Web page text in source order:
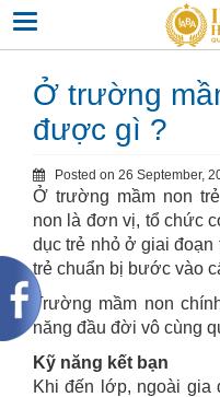
Skip
content
Toggle navigation
Ở trường
được gì ?
Posted on 26 September,
Ở trường mầm non
non là đơn vị, tổ chức
dục trẻ nhỏ ở giai
trẻ chuẩn bị bước vào
Trường mầm non
năng đầu đời vô cùng
Kỹ năng kết bạn
Khi đến lớp, ngoài gia